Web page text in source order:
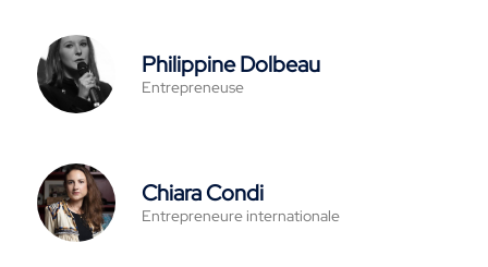
Philippine Dolbeau
Entrepreneuse
Chiara Condi
Entrepreneure internationale